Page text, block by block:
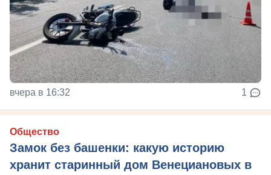
вчера в 16:32 1
Общество
Замок без башенки: какую историю
хранит старинный дом Венециановых в